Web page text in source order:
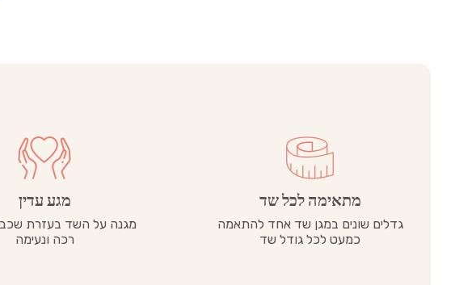
מגע עדין
מגנה על השד בעזרת שכבת
רכה ונעימה
מתאימה לכל שד
גדלים שונים במגן שד אחד להתאמה
כמעט לכל גודל שד